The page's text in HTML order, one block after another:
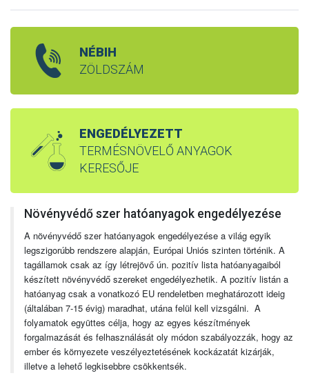
NÉBIH
ZÖLDSZÁM
ENGEDÉLYEZETT
TERMÉSNÖVELŐ ANYAGOK
KERESŐJE
Növényvédő szer hatóanyagok engedélyezése
A növényvédő szer hatóanyagok engedélyezése a világ egyik
legszigorúbb rendszere alapján, Európai Uniós szinten történik. A
tagállamok csak az így létrejövő ún. pozitív lista hatóanyagaiból
készített növényvédő szereket engedélyezhetik. A pozitív listán a
hatóanyag csak a vonatkozó EU rendeletben meghatározott ideig
(általában 7-15 évig) maradhat, utána felül kell vizsgálni. A
folyamatok együttes célja, hogy az egyes készítmények
forgalmazását és felhasználását oly módon szabályozzák, hogy az
ember és környezete veszélyeztetésének kockázatát kizárják,
illetve a lehető legkisebbre csökkentsék.